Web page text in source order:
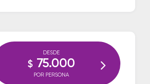
DESDE
$ 75.000
POR PERSONA